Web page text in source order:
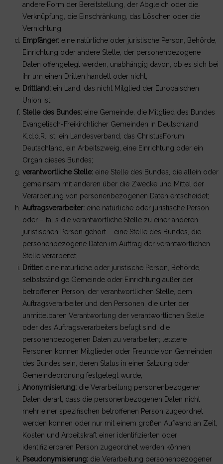
andere Form der Bereitstellung, der Abgleich oder die
Verknüpfung, die Einschränkung, das Löschen oder die
Vernichtung;
Empfänger: eine natürliche oder juristische Person, Behörde,
Einrichtung oder andere Stelle, der personenbezogene
Daten offengelegt werden, unabhängig davon, ob es sich bei
ihr um einen Dritten handelt oder nicht;
Drittland: ein Land, das nicht Mitglied der Europäischen
Union ist;
Stelle des Bundes: eine Gemeinde, die Mitglied des Bundes
Evangelisch-Freikirchlicher Gemeinden in Deutschland
K.d.ö.R. ist, ein Landesverband, das ChristusForum
Deutschland, ein Arbeitszweig, eine Einrichtung oder ein
Organ dieses Bundes;
verantwortliche Stelle: eine Stelle des Bundes, die allein oder
gemeinsam mit anderen über die Zwecke und Mittel der
Verarbeitung von personenbezogenen Daten entscheidet;
Auftragsverarbeiter: eine natürliche oder juristische Person
oder – falls die verantwortliche Stelle zu einer anderen
juristischen Person gehört – eine Stelle des Bundes, die
personenbezogene Daten im Auftrag der verantwortlichen
Stelle verarbeitet;
Dritter: eine natürliche oder juristische Person, Behörde,
selbstständige Gemeinde oder Einrichtung außer der
betroffenen Person, der verantwortlichen Stelle, dem
Auftragsverarbeiter und den Personen, die unter der
unmittelbaren Verantwortung der verantwortlichen Stelle
oder des Auftragsverarbeiters befugt sind, die
personenbezogenen Daten zu verarbeiten; letztere
Personen können Mitglieder oder Freunde von Gemeinden
des Bundes sein, deren Status in einer Satzung oder
Gemeindeordnung festgelegt wurde;
Anonymisierung: die Verarbeitung personenbezogener
Daten derart, dass die personenbezogenen Daten nicht
mehr einer spezifischen betroffenen Person zugeordnet
werden können oder nur mit einem großen Aufwand an Zeit,
Kosten und Arbeitskraft einer identifizierten oder
identifizierbaren Person zugeordnet werden können;
Pseudonymisierung: die Verarbeitung personenbezogener